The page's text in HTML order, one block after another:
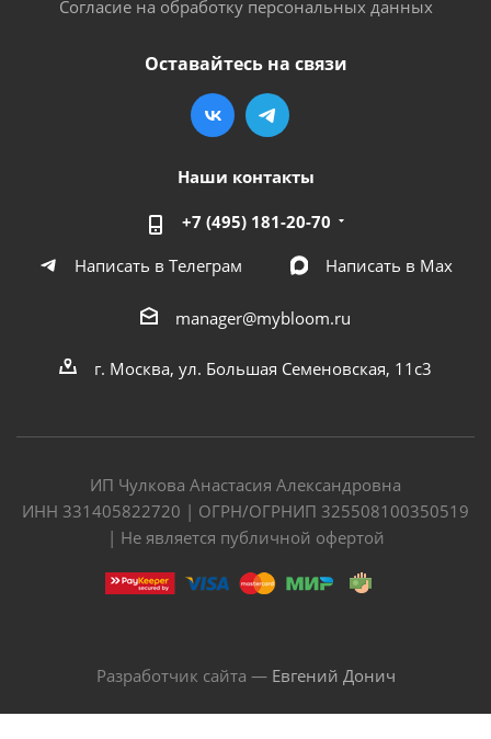
Согласие на обработку персональных данных
Оставайтесь на связи
Наши контакты
+7 (495) 181-20-70
Написать в Телеграм
Написать в Мах
manager@mybloom.ru
г. Москва, ул. Большая Семеновская, 11с3
ИП Чулкова Анастасия Александровна
ИНН 331405822720 | ОГРН/ОГРНИП 325508100350519
| Не является публичной офертой
Разработчик сайта — Евгений Донич